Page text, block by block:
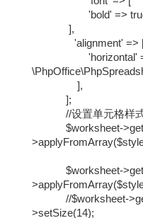
'bold' =>
],
'alignment' =>
'horizontal'
],
];
//设置单元格样
$worksheet-
$worksheet-
//$worksheet-
>setSize(14);